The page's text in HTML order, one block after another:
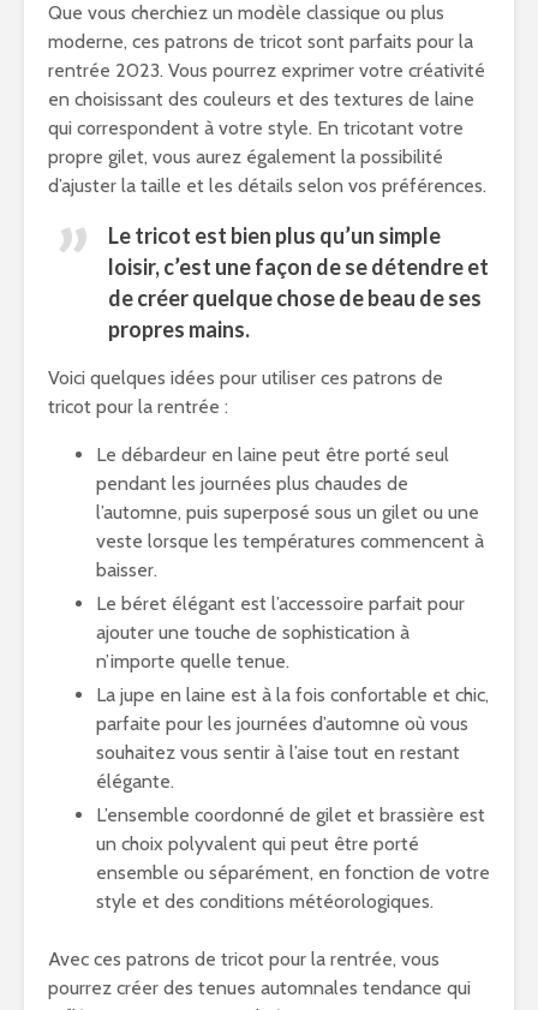
Que vous cherchiez un modèle classique ou plus
moderne, ces patrons de tricot sont parfaits pour la
rentrée 2023. Vous pourrez exprimer votre créativité
en choisissant des couleurs et des textures de laine
qui correspondent à votre style. En tricotant votre
propre gilet, vous aurez également la possibilité
d’ajuster la taille et les détails selon vos préférences.
Le tricot est bien plus qu’un simple
loisir, c’est une façon de se détendre et
de créer quelque chose de beau de ses
propres mains.
Voici quelques idées pour utiliser ces patrons de
tricot pour la rentrée :
Le débardeur en laine peut être porté seul
pendant les journées plus chaudes de
l’automne, puis superposé sous un gilet ou une
veste lorsque les températures commencent à
baisser.
Le béret élégant est l’accessoire parfait pour
ajouter une touche de sophistication à
n’importe quelle tenue.
La jupe en laine est à la fois confortable et chic,
parfaite pour les journées d’automne où vous
souhaitez vous sentir à l’aise tout en restant
élégante.
L’ensemble coordonné de gilet et brassière est
un choix polyvalent qui peut être porté
ensemble ou séparément, en fonction de votre
style et des conditions météorologiques.
Avec ces patrons de tricot pour la rentrée, vous
pourrez créer des tenues automnales tendance qui